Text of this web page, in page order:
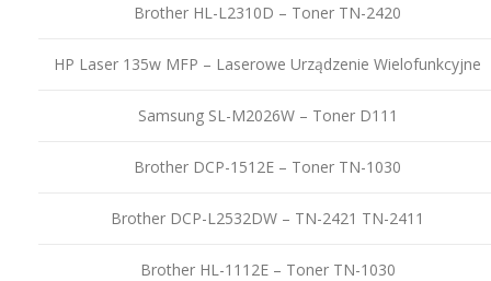
Brother HL-L2310D – Toner TN-2420
HP Laser 135w MFP – Laserowe Urządzenie Wielofunkcyjne
Samsung SL-M2026W – Toner D111
Brother DCP-1512E – Toner TN-1030
Brother DCP-L2532DW – TN-2421 TN-2411
Brother HL-1112E – Toner TN-1030